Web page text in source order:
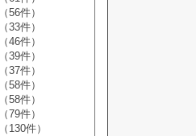
（56件）
（33件）
（46件）
（39件）
（37件）
（58件）
（58件）
（79件）
（130件）